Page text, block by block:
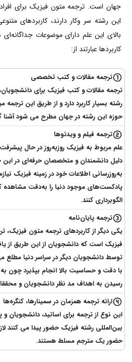
جهان است. ترجمه متون فیزیک برای
این رشته سر وکار دارند، کاربردهای
بالای این علم دارای موضوعات
کاربردها عبارتند از:
ترجمه مقالات و کتب تخصصی
ترجمه مقالات و کتب فیزیک برای دانشجویان،
رشته بسیار کاربرد دارد و از طریق این ترجمه
حوزه این رشته در جهان مطرح می شود آشنا
ترجمه فیلم و ویدئوها
علم مربوط به فیزیک روزبه‌روز در حال
دلیل دانشمندان و متخصصان حرفه‌ای در این
به‌روزرسانی اطلاعات خود در زمینه فیزیک
پادکست‌های موجود دنیا را به‌دقت مشاهده
الگوبرداری کنند.
ترجمه پایان‌نامه
یکی دیگر از کاربرد‌های ترجمه متون فیزیک،
فیزیک است که دانشجویان از این طریق از
توسط دانشجویان دیگر در سراسر دنیا مطلع
با دقت و حساسیت بالا انجام بپذیرد چون به
رسیدن به اهداف مد نظر دانشجویان و
ارائه ترجمه همزمان در سمینارها، کنگره‌ها
این نوع از ترجمه برای اساتید، دانشجویان
بین‌المللی رشته فیزیک حضور پیدا می کنند
حضور یک مترجم مسلط هستند.